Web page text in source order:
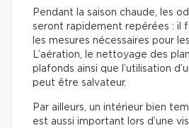
Pendant la saison chaude, les
seront rapidement repérées : il
les mesures nécessaires pour
L’aération, le nettoyage des
plafonds ainsi que l’utilisation
peut être salvateur.
Par ailleurs, un intérieur bien
est aussi important lors d’une